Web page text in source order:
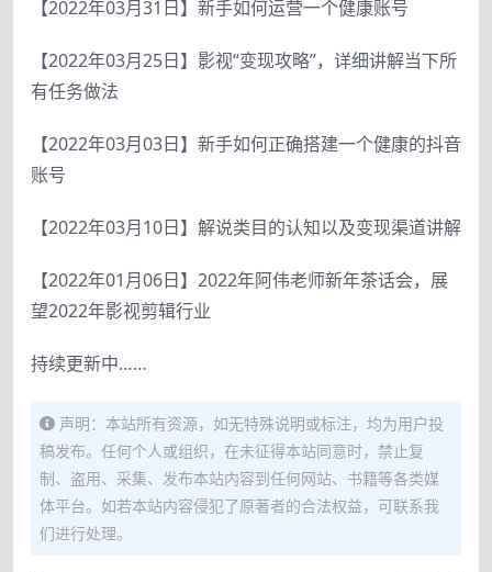
【2022年03月31日】新手如何运营一个健康账号
【2022年03月25日】影视“变现攻略”，详细讲解当下所
有任务做法
【2022年03月03日】新手如何正确搭建一个健康的抖音
账号
【2022年03月10日】解说类目的认知以及变现渠道讲解
【2022年01月06日】2022年阿伟老师新年茶话会，展
望2022年影视剪辑行业
持续更新中……
声明：本站所有资源，如无特殊说明或标注，均为用户投
稿发布。任何个人或组织，在未征得本站同意时，禁止复
制、盗用、采集、发布本站内容到任何网站、书籍等各类媒
体平台。如若本站内容侵犯了原著者的合法权益，可联系我
们进行处理。